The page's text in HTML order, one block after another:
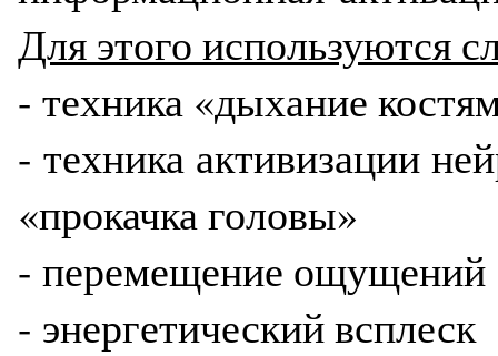
Для этого используются
- техника «дыхание
- техника активизации
«прокачка головы»
- перемещение
- энергетический всплеск